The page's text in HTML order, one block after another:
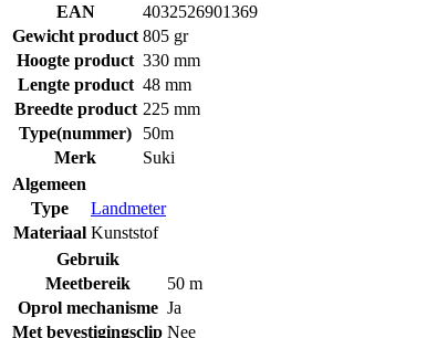
EAN
4032526901369
Gewicht product 805 gr
Hoogte product 330 mm
Lengte product 48 mm
Breedte product 225 mm
Type(nummer)
50m
Merk
Suki
Algemeen
Type
Landmeter
Materiaal Kunststof
Gebruik
Meetbereik
50 m
Oprol mechanisme Ja
Met bevestigingsclip Nee